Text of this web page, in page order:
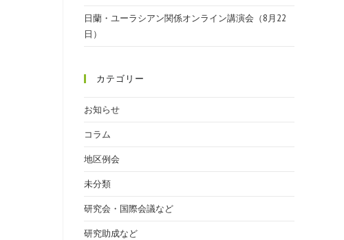
日蘭・ユーラシアン関係オンライン講演会（8月22
日）
カテゴリー
お知らせ
コラム
地区例会
未分類
研究会・国際会議など
研究助成など